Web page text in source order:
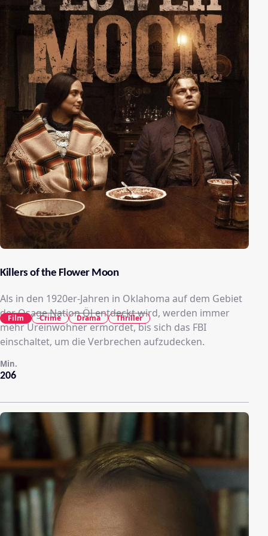
Killers of the Flower Moon
Als in den 1920er-Jahren in Oklahoma auf dem Gebiet
der Osage Nation Öl entdeckt wird, werden immer
mehr Ureinwohner ermordet, bis sich das FBI
einschaltet, um die Verbrechen aufzudecken.
206
Min.
Film Crime Drama Thriller